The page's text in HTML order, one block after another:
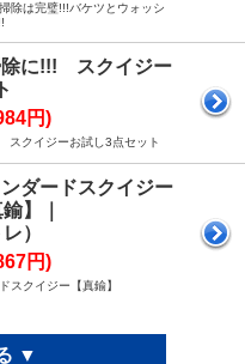
除は完璧!!!バケツとウォッシ
除に!!! スクイジー
円)
クイジーお試し3点セット
ダードスクイジー
】｜
）
円)
スクイジー【真鍮】
▼